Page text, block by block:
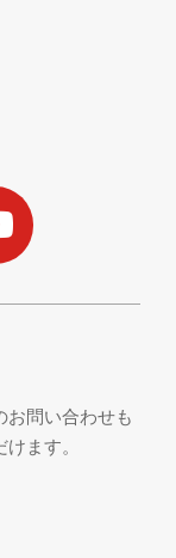
お問い合わせも
ます。